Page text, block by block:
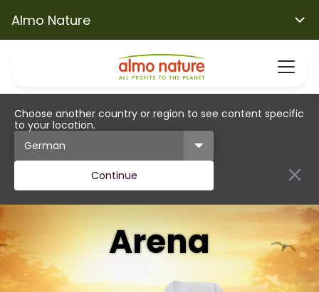
Almo Nature
Choose another country or region to see content specific
to your location.
Continue